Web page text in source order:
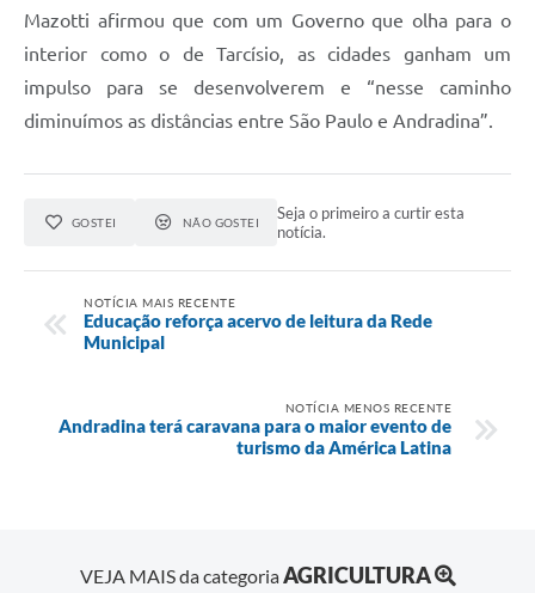
Mazotti afirmou que com um Governo que olha para o
interior como o de Tarcísio, as cidades ganham um
impulso para se desenvolverem e “nesse caminho
diminuímos as distâncias entre São Paulo e Andradina”.
GOSTEI NÃO GOSTEI
Seja o primeiro a curtir esta
notícia.
NOTÍCIA MAIS RECENTE
Educação reforça acervo de leitura da Rede
Municipal
NOTÍCIA MENOS RECENTE
Andradina terá caravana para o maior evento de
turismo da América Latina
VEJA MAIS da categoriaAGRICULTURA